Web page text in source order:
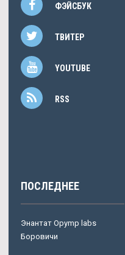
ФЭЙСБУК
ТВИТЕР
YOUTUBE
RSS
ПОСЛЕДНЕЕ
Энантат Opymp labs
Боровичи